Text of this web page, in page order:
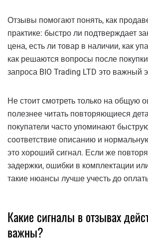
Отзывы помогают понять, как
практике: быстро ли подтверждает
цена, есть ли товар в наличии, как
как решаются вопросы после
запроса BIO Trading LTD это важный
Не стоит смотреть только на общую
полезнее читать повторяющиеся
покупатели часто упоминают
соответствие описанию и
это хороший сигнал. Если же
задержки, ошибки в комплектации
такие нюансы лучше учесть до
Какие сигналы в отзывах
важны?